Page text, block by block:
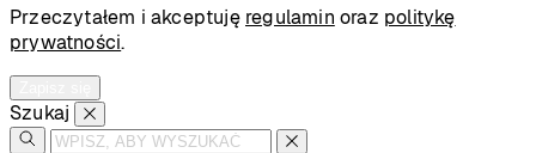
Przeczytałem i akceptuję regulamin oraz politykę
prywatności.
Szukaj